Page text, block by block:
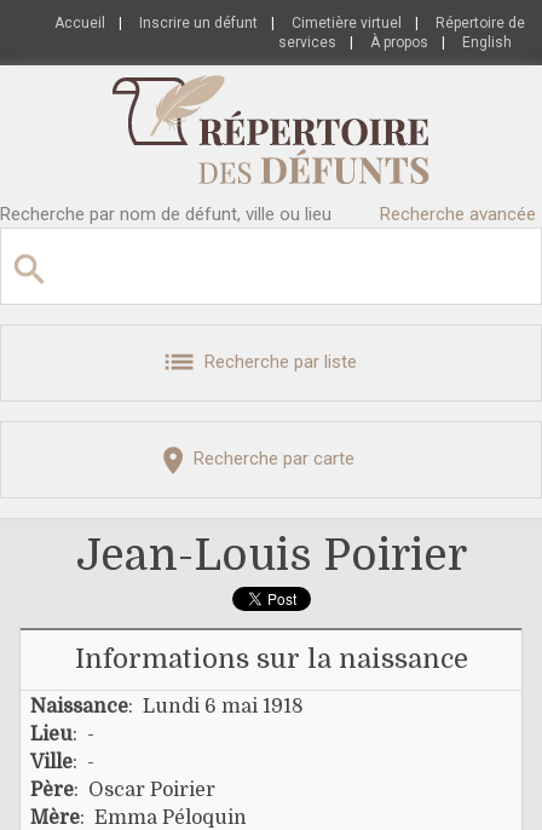
Accueil Inscrire un défunt Cimetière virtuel
Répertoire de
services
À propos English
Recherche par nom de défunt, ville ou lieu Recherche avancée
Recherche par liste
Recherche par carte
Jean-Louis Poirier
Informations sur la naissance
Naissance: Lundi 6 mai 1918
Lieu: -
Ville: -
Père: Oscar Poirier
Mère: Emma Péloquin